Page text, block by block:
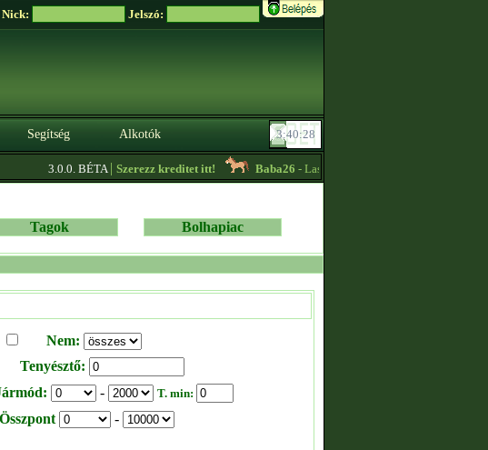
Nick: Jelszó:
Segítség Alkotók
3.0.0. BÉTA|Szerezz kreditet itt! Baba26- Lassú körös edzőt keresek sürgősen!! -
Tagok Bolhapiac
Nem:
Tenyésztő:
- T. min:
Összpont
-